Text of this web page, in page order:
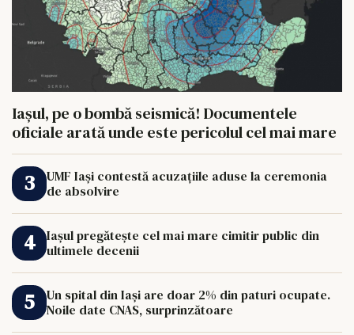
Iașul, pe o bombă seismică! Documentele
oficiale arată unde este pericolul cel mai mare
UMF Iași contestă acuzațiile aduse la ceremonia
de absolvire
Iașul pregătește cel mai mare cimitir public din
ultimele decenii
Un spital din Iași are doar 2% din paturi ocupate.
Noile date CNAS, surprinzătoare